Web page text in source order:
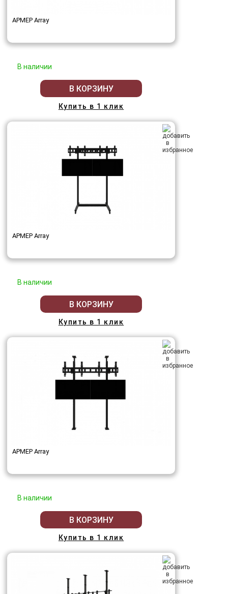
АРМЕР Array
В наличии
В КОРЗИНУ
Купить в 1 клик
АРМЕР Array
В наличии
В КОРЗИНУ
Купить в 1 клик
АРМЕР Array
В наличии
В КОРЗИНУ
Купить в 1 клик